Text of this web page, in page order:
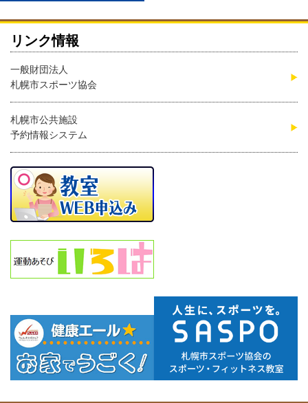
リンク情報
一般財団法人
札幌市スポーツ協会
札幌市公共施設
予約情報システム